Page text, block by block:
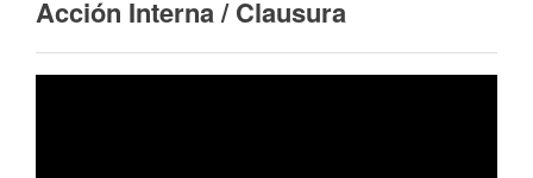
Acción Interna​ / Clausura